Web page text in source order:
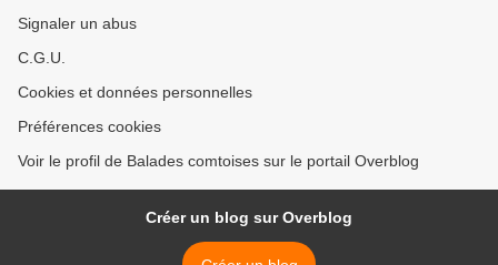
Signaler un abus
C.G.U.
Cookies et données personnelles
Préférences cookies
Voir le profil de Balades comtoises sur le portail Overblog
Créer un blog sur Overblog